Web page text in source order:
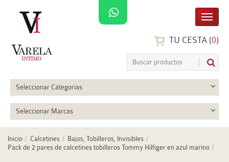
TU CESTA (0)
Seleccionar Categorias
Seleccionar Marcas
Inicio Calcetines
Bajos, Tobilleros, Invisibles
Pack de 2 pares de calcetines tobilleros Tommy Hilfiger en azul marino